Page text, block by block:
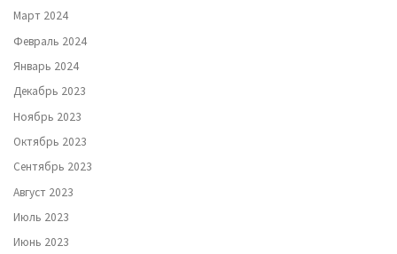
Март 2024
Февраль 2024
Январь 2024
Декабрь 2023
Ноябрь 2023
Октябрь 2023
Сентябрь 2023
Август 2023
Июль 2023
Июнь 2023